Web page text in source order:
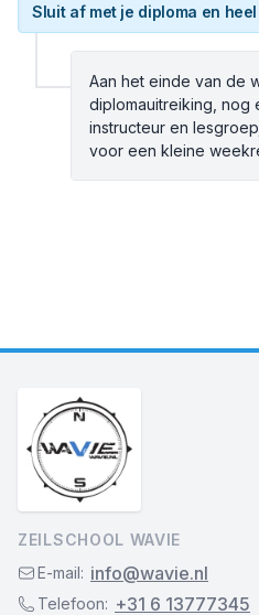
Sluit af met je diploma en
Aan het einde van de
diplomauitreiking, nog
instructeur en
voor een kleine
ZEILSCHOOL WAVIE
E-mail: info@wavie.nl
Telefoon: +31 6 13777345